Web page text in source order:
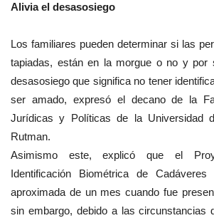
Alivia el desasosiego
Los familiares pueden determinar si las
tapiadas, están en la morgue o no y por
desasosiego que significa no tener
ser amado, expresó el decano de la
Jurídicas y Políticas de la Universidad
Rutman.
Asimismo este, explicó que el
Identificación Biométrica de
aproximada de un mes cuando fue
sin embargo, debido a las circunstancias